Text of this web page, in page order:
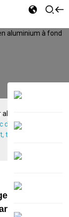
et
d'emballage pour
taille
pour
en